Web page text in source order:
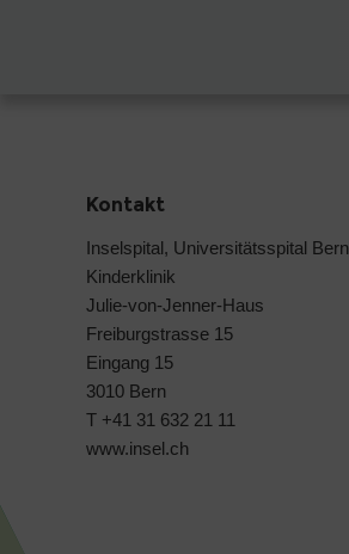
Kontakt
Inselspital, Universitätsspital Bern
Kinderklinik
Julie-von-Jenner-Haus
Freiburgstrasse 15
Eingang 15
3010 Bern
T +41 31 632 21 11
www.insel.ch